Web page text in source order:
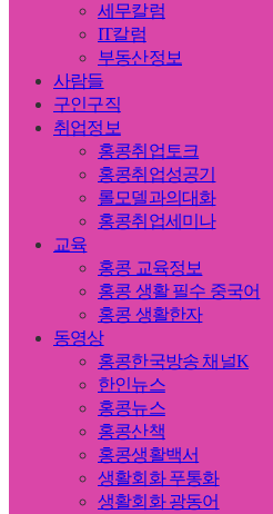
세무칼럼
IT칼럼
부동산정보
사람들
구인구직
취업정보
홍콩취업토크
홍콩취업성공기
롤모델과의대화
홍콩취업세미나
교육
홍콩 교육정보
홍콩 생활 필수 중국어
홍콩 생활한자
동영상
홍콩한국방송 채널K
한인뉴스
홍콩뉴스
홍콩산책
홍콩생활백서
생활회화 푸통화
생활회화 광동어